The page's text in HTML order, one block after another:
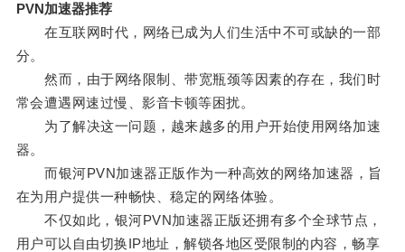
PVN加速器推荐
在互联网时代，网络已成为人们生活中不可或缺的一部
分。
然而，由于网络限制、带宽瓶颈等因素的存在，我们时
常会遭遇网速过慢、影音卡顿等困扰。
为了解决这一问题，越来越多的用户开始使用网络加速
器。
而银河PVN加速器正版作为一种高效的网络加速器，旨
在为用户提供一种畅快、稳定的网络体验。
不仅如此，银河PVN加速器正版还拥有多个全球节点，
用户可以自由切换IP地址，解锁各地区受限制的内容，畅享